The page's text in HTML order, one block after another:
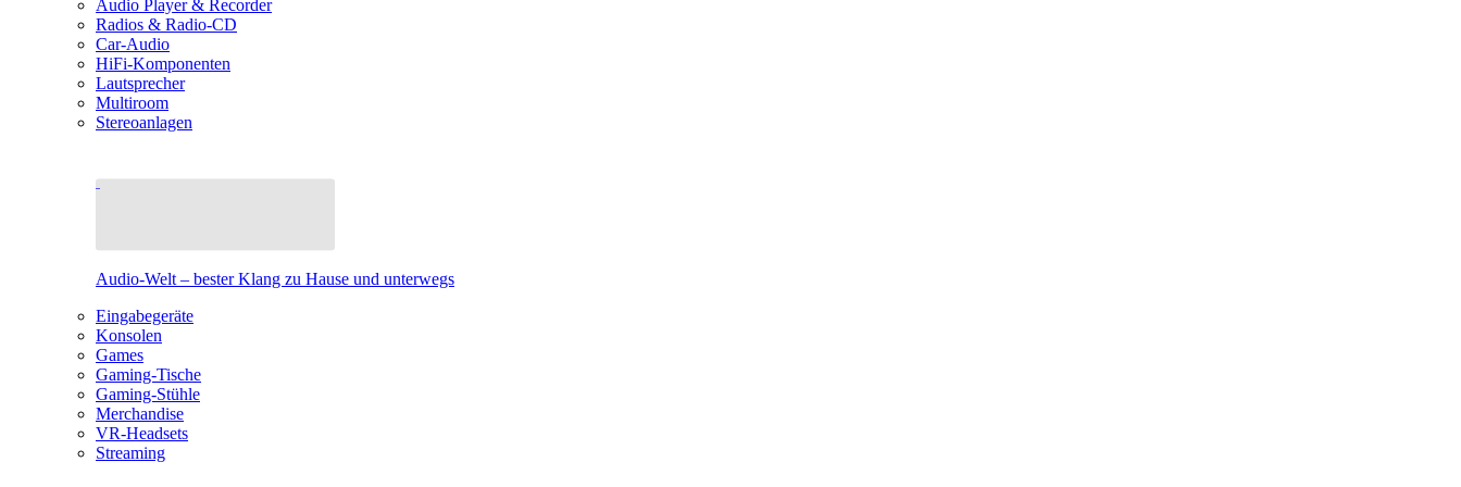
Audio Player & Recorder
Radios & Radio-CD
Car-Audio
HiFi-Komponenten
Lautsprecher
Multiroom
Stereoanlagen
Audio-Welt – bester Klang zu Hause und unterwegs
Eingabegeräte
Konsolen
Games
Gaming-Tische
Gaming-Stühle
Merchandise
VR-Headsets
Streaming